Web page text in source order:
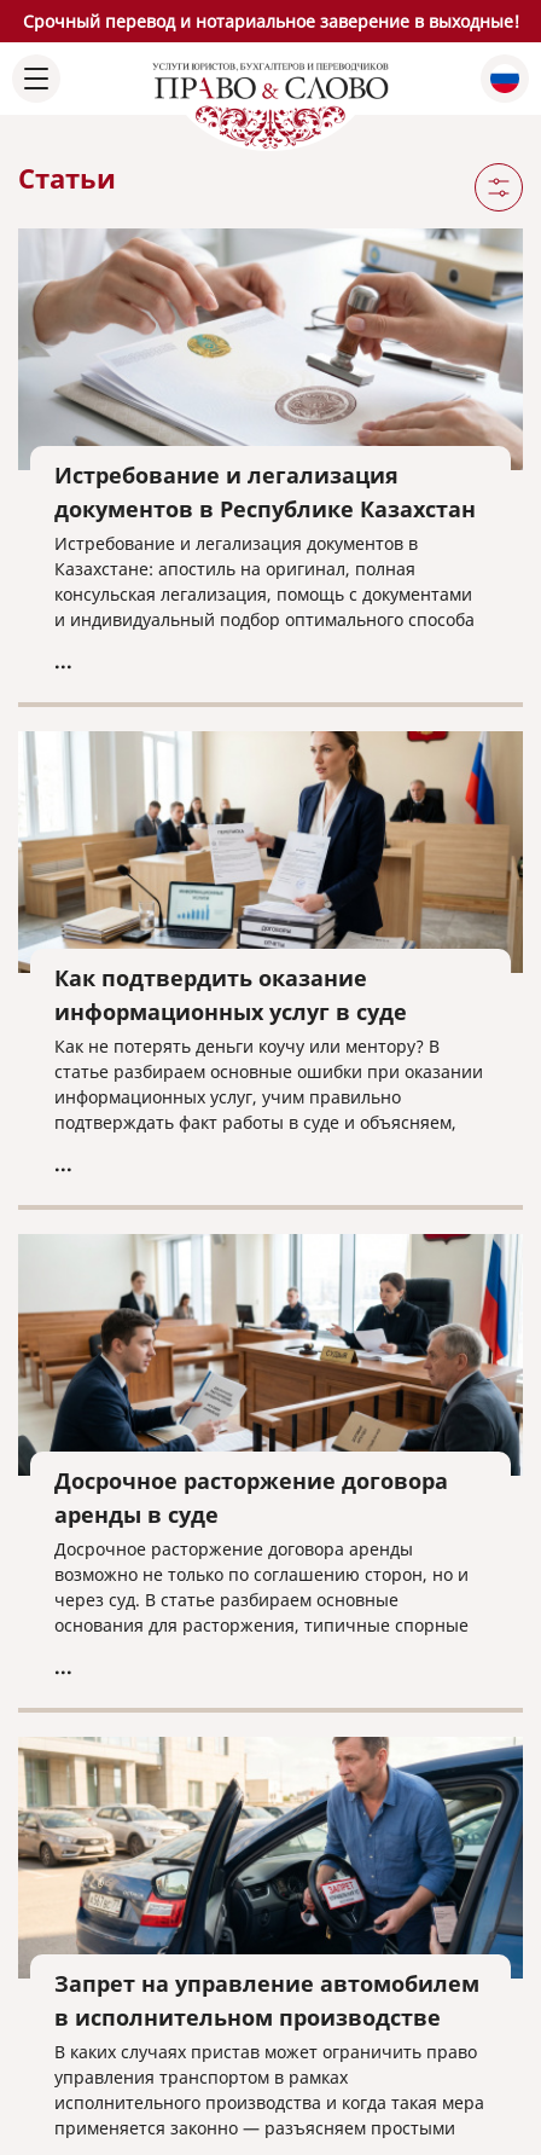
Срочный перевод и нотариальное заверение в выходные!
Статьи
Истребование и легализация
документов в Республике Казахстан
Истребование и легализация документов в
Казахстане: апостиль на оригинал, полная
консульская легализация, помощь с документами
и индивидуальный подбор оптимального способа
...
Как подтвердить оказание
информационных услуг в суде
Как не потерять деньги коучу или ментору? В
статье разбираем основные ошибки при оказании
информационных услуг, учим правильно
подтверждать факт работы в суде и объясняем,
прямой путь к взысканию неосновательного
...
Досрочное расторжение договора
аренды в суде
Досрочное расторжение договора аренды
возможно не только по соглашению сторон, но и
через суд. В статье разбираем основные
основания для расторжения, типичные спорные
нужно проверять заранее.
...
Запрет на управление автомобилем
в исполнительном производстве
В каких случаях пристав может ограничить право
управления транспортом в рамках
исполнительного производства и когда такая мера
применяется законно — разъясняем простыми